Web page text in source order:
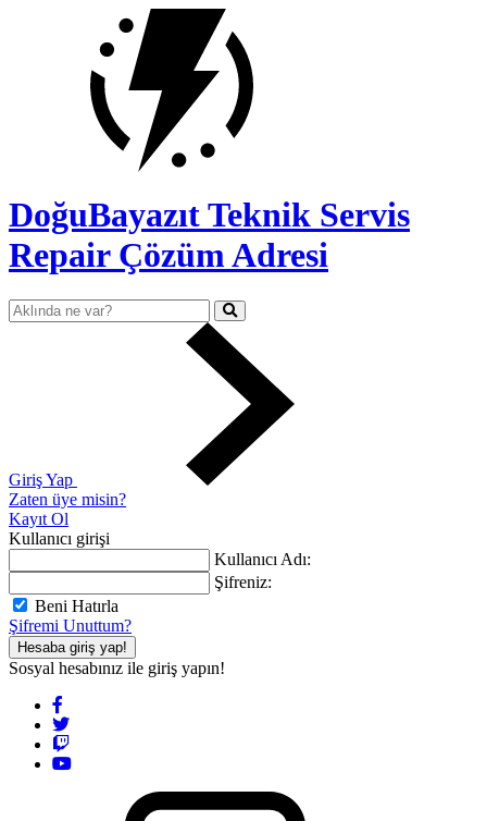
DoğuBayazıt Teknik Servis
Repair Çözüm Adresi
Giriş Yap
Zaten üye misin?
Kayıt Ol
Kullanıcı girişi
Kullanıcı Adı:
Şifreniz:
Beni Hatırla
Şifremi Unuttum?
Hesaba giriş yap!
Sosyal hesabınız ile giriş yapın!